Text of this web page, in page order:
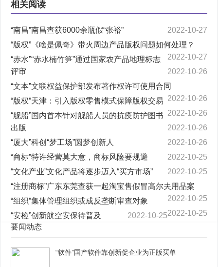
相关阅读
“南昌”南昌查获6000余瓶假“张裕”
2022-10-27
“版权”《啥是佩奇》带火周边产品版权问题如何处理？
2022-10-27
“赤水”“赤水楠竹笋”通过国家农产品地理标志
评审
2022-10-26
“文本”文联权益保护部发布著作权许可使用合同
2022-10-26
“版权”天津：引入版权零售模式保障版权交易
2022-10-26
“舰船”国内首本针对舰船人员的抗疫防护图书
出版
2022-10-26
“厦大”科创“梦工场”圆梦创新人
2022-10-26
“商标”特许经营莫大意，商标风险要规避
2022-10-25
“文化产业”文化产品将逐步迈入“买方市场”
2022-10-25
“注册商标”广东东莞查获一起淘宝售假冒高尔夫用品案
2022-10-25
“组织”集体管理组织或成反垄断审查对象
2022-10-25
“安检”创新航空安保待普及
2022-10-25
要闻动态
“软件”国产软件靠创新促企业为正版买单